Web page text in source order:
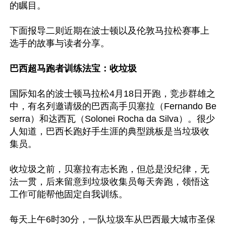
的瞩目。
下面报导二则近期在波士顿以及伦敦马拉松赛事上
选手的故事与读者分享。
巴西超马跑者训练法宝：收垃圾
国际知名的波士顿马拉松4月18日开跑，竞步群雄之
中，有名列邀请级的巴西高手贝塞拉（Fernando Be
serra）和达西瓦（Solonei Rocha da Silva）。很少
人知道，巴西长跑好手生涯的典型跳板是当垃圾收
集员。
收垃圾之前，贝塞拉有志长跑，但总是没纪律，无
法一贯，后来留意到垃圾收集员每天奔跑，领悟这
工作可能帮他固定自我训练。
每天上午6时30分，一队垃圾车从巴西最大城市圣保